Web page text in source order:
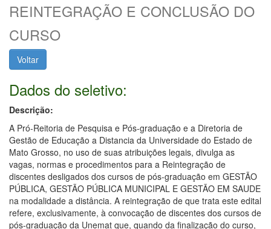
REINTEGRAÇÃO E CONCLUSÃO DO
CURSO
Voltar
Dados do seletivo:
Descrição:
A Pró-Reitoria de Pesquisa e Pós-graduação e a Diretoria de
Gestão de Educação a Distancia da Universidade do Estado de
Mato Grosso, no uso de suas atribuições legais, divulga as
vagas, normas e procedimentos para a Reintegração de
discentes desligados dos cursos de pós-graduação em GESTÃO
PÚBLICA, GESTÃO PÚBLICA MUNICIPAL E GESTÃO EM SAUDE
na modalidade a distância. A reintegração de que trata este edital
refere, exclusivamente, à convocação de discentes dos cursos de
pós-graduação da Unemat que, quando da finalização do curso,